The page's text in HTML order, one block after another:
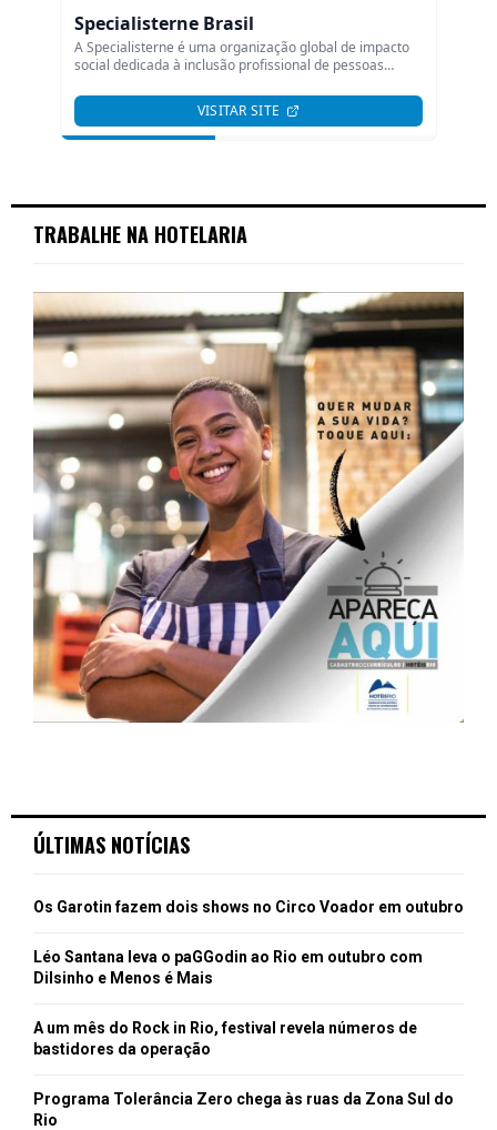
TRABALHE NA HOTELARIA
ÚLTIMAS NOTÍCIAS
Os Garotin fazem dois shows no Circo Voador em outubro
Léo Santana leva o paGGodin ao Rio em outubro com
Dilsinho e Menos é Mais
A um mês do Rock in Rio, festival revela números de
bastidores da operação
Programa Tolerância Zero chega às ruas da Zona Sul do
Rio